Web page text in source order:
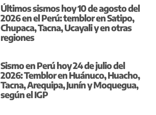
Últimos sismos hoy 10 de agosto del
2026 en el Perú: temblor en Satipo,
Chupaca, Tacna, Ucayali y en otras
regiones
Sismo en Perú hoy 24 de julio del
2026: Temblor en Huánuco, Huacho,
Tacna, Arequipa, Junín y Moquegua,
según el IGP